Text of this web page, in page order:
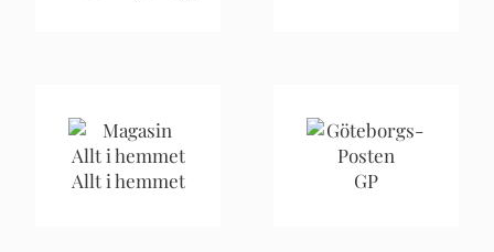
Allt i hemmet GP